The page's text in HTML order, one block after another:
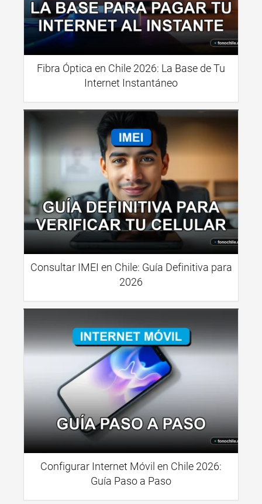
Fibra Óptica en Chile 2026: La Base de Tu
Internet Instantáneo
Consultar IMEI en Chile: Guía Definitiva para
2026
Configurar Internet Móvil en Chile 2026:
Guía Paso a Paso